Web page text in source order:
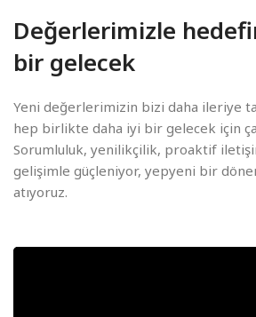
Değerlerimizle
bir gelecek
Yeni değerlerimizin bizi daha ileriye
hep birlikte daha iyi bir gelecek için
Sorumluluk, yenilikçilik, proaktif
gelişimle güçleniyor, yepyeni bir
atıyoruz.